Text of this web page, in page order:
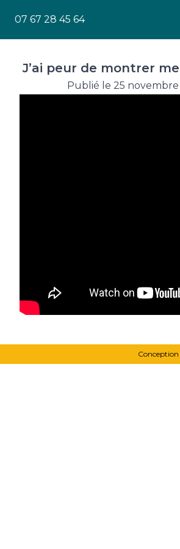
07 67 28 45 64
J’ai peur de montrer
Publié le 25
Conception